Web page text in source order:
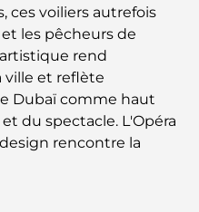
ces voiliers autrefois
les pêcheurs de
rend
ville et reflète
Dubaï comme haut
du spectacle. L'Opéra
rencontre la